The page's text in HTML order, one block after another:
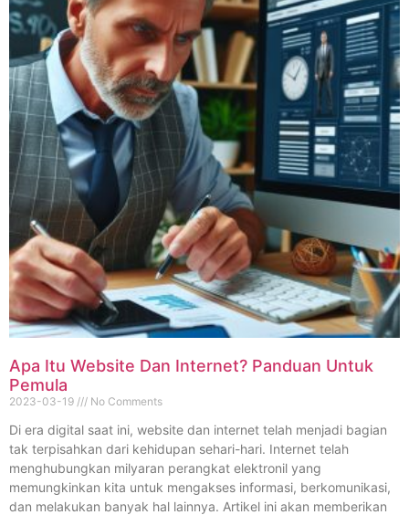
Apa Itu Website Dan Internet? Panduan Untuk
Pemula
2023-03-19 No Comments
Di era digital saat ini, website dan internet telah menjadi bagian
tak terpisahkan dari kehidupan sehari-hari. Internet telah
menghubungkan milyaran perangkat elektronil yang
memungkinkan kita untuk mengakses informasi, berkomunikasi,
dan melakukan banyak hal lainnya. Artikel ini akan memberikan